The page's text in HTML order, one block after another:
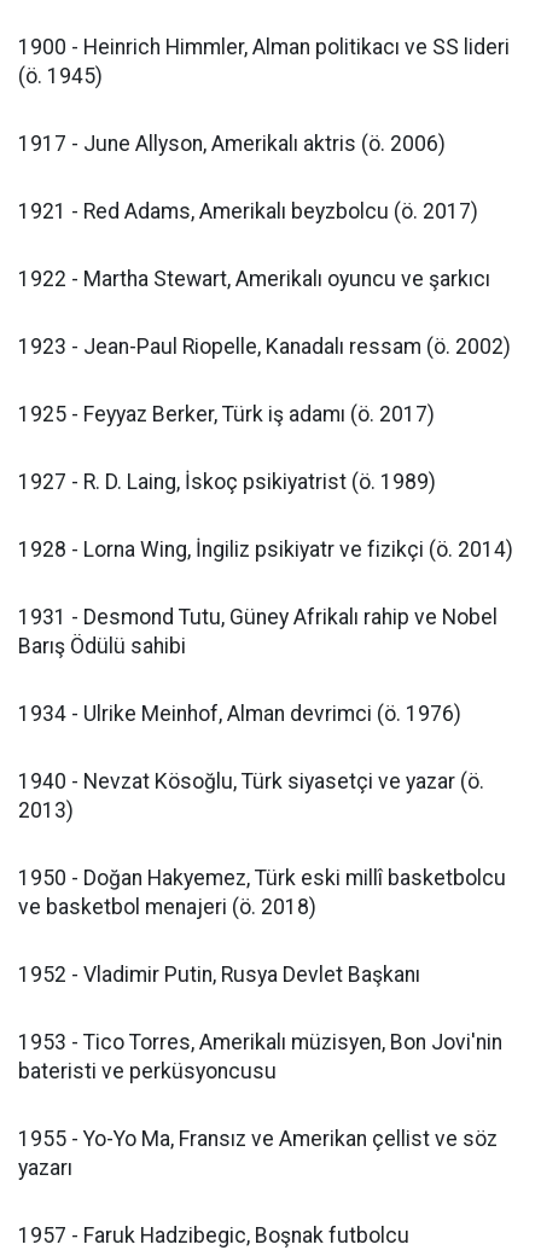
1900 - Heinrich Himmler, Alman politikacı ve SS lideri
(ö. 1945)
1917 - June Allyson, Amerikalı aktris (ö. 2006)
1921 - Red Adams, Amerikalı beyzbolcu (ö. 2017)
1922 - Martha Stewart, Amerikalı oyuncu ve şarkıcı
1923 - Jean-Paul Riopelle, Kanadalı ressam (ö. 2002)
1925 - Feyyaz Berker, Türk iş adamı (ö. 2017)
1927 - R. D. Laing, İskoç psikiyatrist (ö. 1989)
1928 - Lorna Wing, İngiliz psikiyatr ve fizikçi (ö. 2014)
1931 - Desmond Tutu, Güney Afrikalı rahip ve Nobel
Barış Ödülü sahibi
1934 - Ulrike Meinhof, Alman devrimci (ö. 1976)
1940 - Nevzat Kösoğlu, Türk siyasetçi ve yazar (ö.
2013)
1950 - Doğan Hakyemez, Türk eski millî basketbolcu
ve basketbol menajeri (ö. 2018)
1952 - Vladimir Putin, Rusya Devlet Başkanı
1953 - Tico Torres, Amerikalı müzisyen, Bon Jovi'nin
bateristi ve perküsyoncusu
1955 - Yo-Yo Ma, Fransız ve Amerikan çellist ve söz
yazarı
1957 - Faruk Hadzibegic, Boşnak futbolcu